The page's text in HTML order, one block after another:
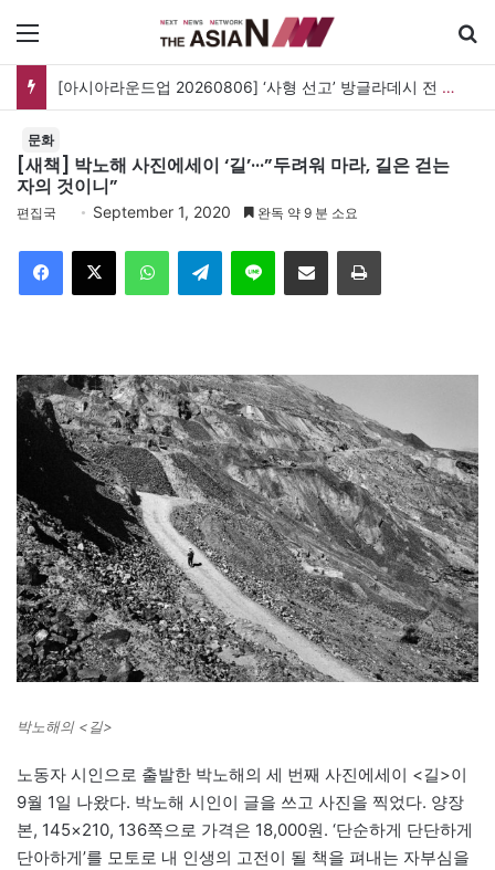
[아시아라운드업 20260806] ‘사형 선고’ 방글라데시 전 총리, 도피국 인도서 연설
문화
[새책] 박노해 사진에세이 ‘길’···”두려워 마라, 길은 걷는
자의 것이니”
편집국 September 1, 2020 완독 약 9 분 소요
Telegram 이메일
박노해의 <길>
노동자 시인으로 출발한 박노해의 세 번째 사진에세이 <길>이
9월 1일 나왔다. 박노해 시인이 글을 쓰고 사진을 찍었다. 양장
본, 145×210, 136쪽으로 가격은 18,000원. ‘단순하게 단단하게
단아하게’를 모토로 내 인생의 고전이 될 책을 펴내는 자부심을